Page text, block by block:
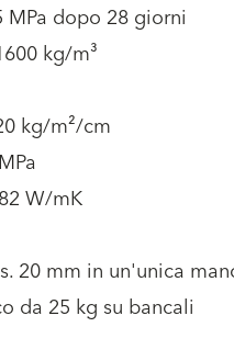
MPa dopo 28 giorni
kg/m³
kg/m²/cm
W/mK
20 mm in un'unica
da 25 kg su bancali